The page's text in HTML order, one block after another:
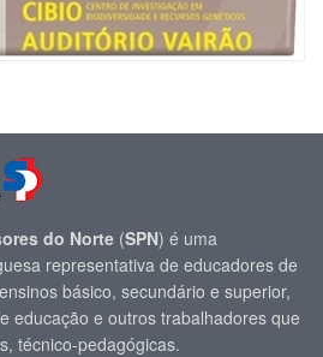
do Norte (SPN) é uma
representativa de educadores de
básico, secundário e superior,
educação e outros trabalhadores que
técnico-pedagógicas.